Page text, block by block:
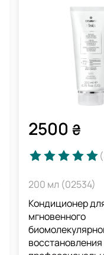
2500 ₴
200 мл (02534)
Кондиционер
мгновенного
восстановления